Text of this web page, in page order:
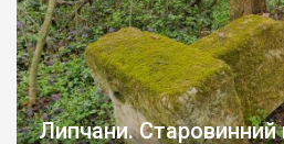
Липчани.